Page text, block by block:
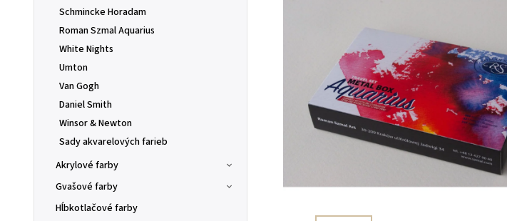
Schmincke Horadam
Roman Szmal Aquarius
White Nights
Umton
Van Gogh
Daniel Smith
Winsor & Newton
Sady akvarelových farieb
Akrylové farby
Gvašové farby
Hĺbkotlačové farby